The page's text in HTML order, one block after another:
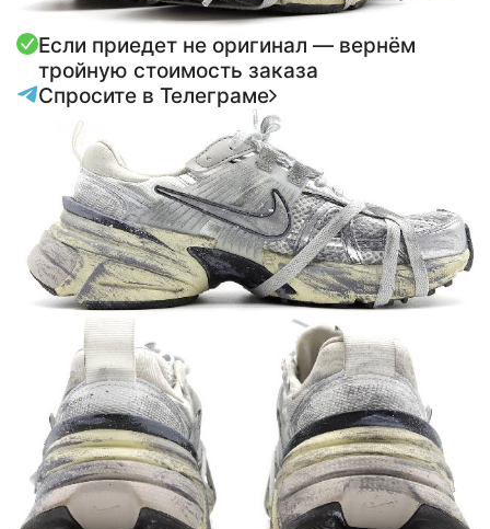
Если приедет не оригинал — вернём
тройную стоимость заказа
Спросите в Телеграме